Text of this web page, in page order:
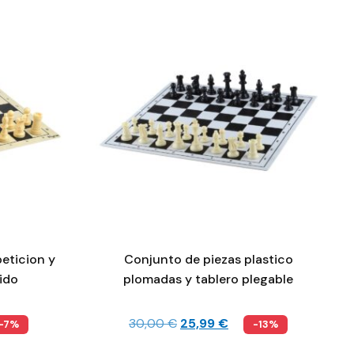
y
-7%
Conjunto de piezas plastico
plomadas y tablero plegable
30,00€ 25,99€ -13%